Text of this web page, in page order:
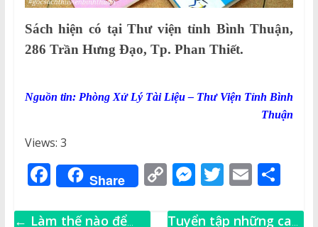
Sách hiện có tại Thư viện tỉnh Bình Thuận,
286 Trần Hưng Đạo, Tp. Phan Thiết.
Nguồn tin: Phòng Xử Lý Tài Liệu – Thư Viện Tỉnh Bình
Thuận
Views: 3
F
a
c
Share C
p
M
ss
T
it
E
ai
S
ar
← Làm thế nào để
Tuyển tập những ca